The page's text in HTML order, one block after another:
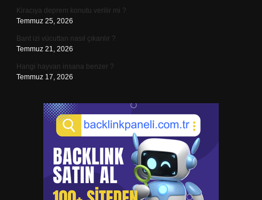
Kiracıya deprem konutu verilir mi ?
Temmuz 25, 2026
Bant izi vücuttan nasıl çıkarılır ?
Temmuz 21, 2026
Hangi hayvan insana benzer ?
Temmuz 17, 2026